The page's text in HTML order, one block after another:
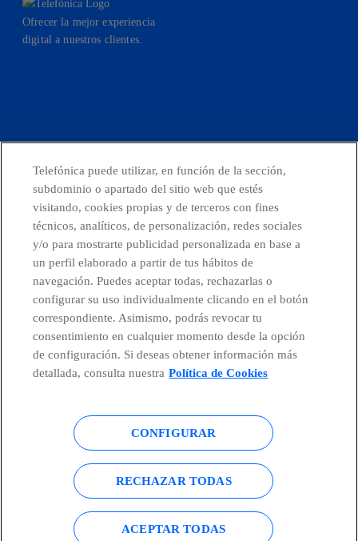
Ofrecer la mejor experiencia
digital a nuestros clientes.
CONTACTO
Telefónica en redes sociales
Canal de Denuncias
Centro Global Transparencia
© Telefónica S.A. Configurar cookies
Política de cookies Aviso legal
Accesibilidad Política de privacidad
Mapa del sitio
Telefónica puede utilizar, en función de la sección,
subdominio o apartado del sitio web que estés
visitando, cookies propias y de terceros con fines
técnicos, analíticos, de personalización, redes sociales
y/o para mostrarte publicidad personalizada en base a
un perfil elaborado a partir de tus hábitos de
navegación. Puedes aceptar todas, rechazarlas o
configurar su uso individualmente clicando en el botón
correspondiente. Asimismo, podrás revocar tu
consentimiento en cualquier momento desde la opción
de configuración. Si deseas obtener información más
detallada, consulta nuestra Política de Cookies
CONFIGURAR
RECHAZAR TODAS
ACEPTAR TODAS